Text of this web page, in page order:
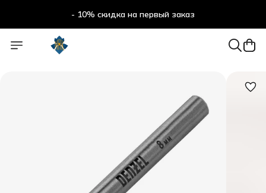
- 10% скидка на первый заказ